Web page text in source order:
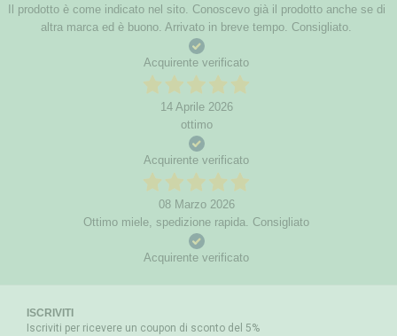
Il prodotto è come indicato nel sito. Conoscevo già il prodotto anche se di
altra marca ed è buono. Arrivato in breve tempo. Consigliato.
Acquirente verificato
14 Aprile 2026
ottimo
Acquirente verificato
08 Marzo 2026
Ottimo miele, spedizione rapida. Consigliato
Acquirente verificato
ISCRIVITI
Iscriviti per ricevere un coupon di sconto del 5%